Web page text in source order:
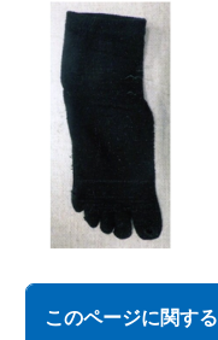
このページに関する